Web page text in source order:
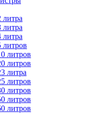
литров
литров
литра
литров
литров
литров
литров